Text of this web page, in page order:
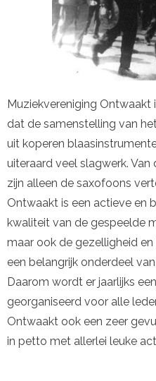
Muziekvereniging Ontwaakt
dat de samenstelling van
uit koperen
uiteraard veel slagwerk.
zijn alleen de saxofoons
Ontwaakt is een actieve en
kwaliteit van de gespeelde
maar ook de gezelligheid
een belangrijk onderdeel
Daarom wordt er jaarlijks
georganiseerd voor alle
Ontwaakt ook een zeer
in petto met allerlei leuke